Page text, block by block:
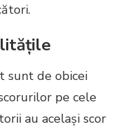
de obicei
pe cele
au același scor